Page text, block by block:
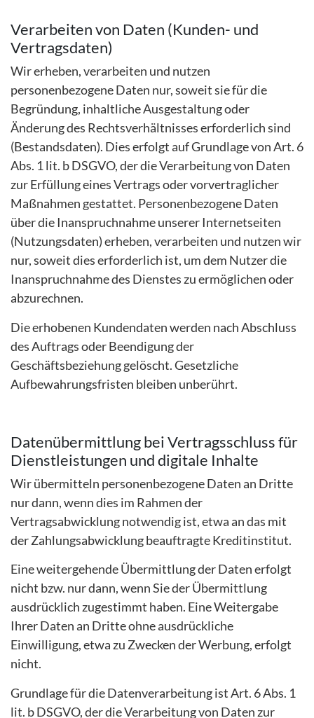
Verarbeiten von Daten (Kunden- und
Vertragsdaten)
Wir erheben, verarbeiten und nutzen
personenbezogene Daten nur, soweit sie für die
Begründung, inhaltliche Ausgestaltung oder
Änderung des Rechtsverhältnisses erforderlich sind
(Bestandsdaten). Dies erfolgt auf Grundlage von Art. 6
Abs. 1 lit. b DSGVO, der die Verarbeitung von Daten
zur Erfüllung eines Vertrags oder vorvertraglicher
Maßnahmen gestattet. Personenbezogene Daten
über die Inanspruchnahme unserer Internetseiten
(Nutzungsdaten) erheben, verarbeiten und nutzen wir
nur, soweit dies erforderlich ist, um dem Nutzer die
Inanspruchnahme des Dienstes zu ermöglichen oder
abzurechnen.
Die erhobenen Kundendaten werden nach Abschluss
des Auftrags oder Beendigung der
Geschäftsbeziehung gelöscht. Gesetzliche
Aufbewahrungsfristen bleiben unberührt.
Datenübermittlung bei Vertragsschluss für
Dienstleistungen und digitale Inhalte
Wir übermitteln personenbezogene Daten an Dritte
nur dann, wenn dies im Rahmen der
Vertragsabwicklung notwendig ist, etwa an das mit
der Zahlungsabwicklung beauftragte Kreditinstitut.
Eine weitergehende Übermittlung der Daten erfolgt
nicht bzw. nur dann, wenn Sie der Übermittlung
ausdrücklich zugestimmt haben. Eine Weitergabe
Ihrer Daten an Dritte ohne ausdrückliche
Einwilligung, etwa zu Zwecken der Werbung, erfolgt
nicht.
Grundlage für die Datenverarbeitung ist Art. 6 Abs. 1
lit. b DSGVO, der die Verarbeitung von Daten zur